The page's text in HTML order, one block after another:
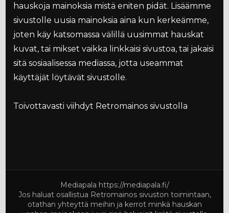
hauskoja mainoksia mistä eniten pidät. Lisäämme
sivustolle uusia mainoksia aina kun kerkeämme,
joten käy katsomassa välillä uusimmat hauskat
kuvat, tai mikset vaikka linkkaisi sivustoa, tai jakaisi
sitä sosiaalisessa mediassa, jotta useammat
käyttäjät löytävät sivustolle.
Toivottavasti viihdyt Retromainos sivustolla
Mediapala https://mediapala.fi/
Jos haluat osallistua Retromainos sivuston toimintaan,
otathan yhteyttä meihin ja kerrot minkä hauskan